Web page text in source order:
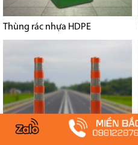
Thùng rác nhựa HDPE